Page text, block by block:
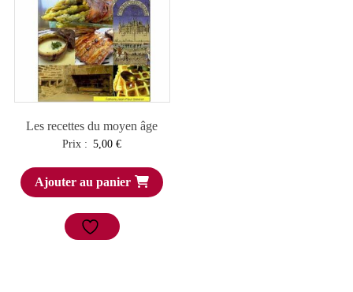
Les recettes du moyen âge
Prix : 5,00€
Ajouter au panier